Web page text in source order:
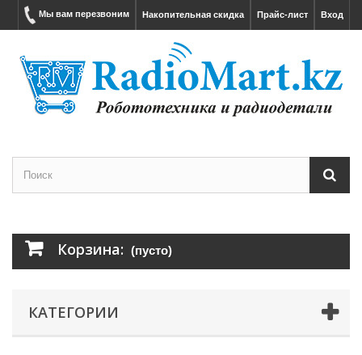
Вход
Прайс-лист
Накопительная скидка
Мы вам перезвоним
Корзина: (пусто)
КАТЕГОРИИ